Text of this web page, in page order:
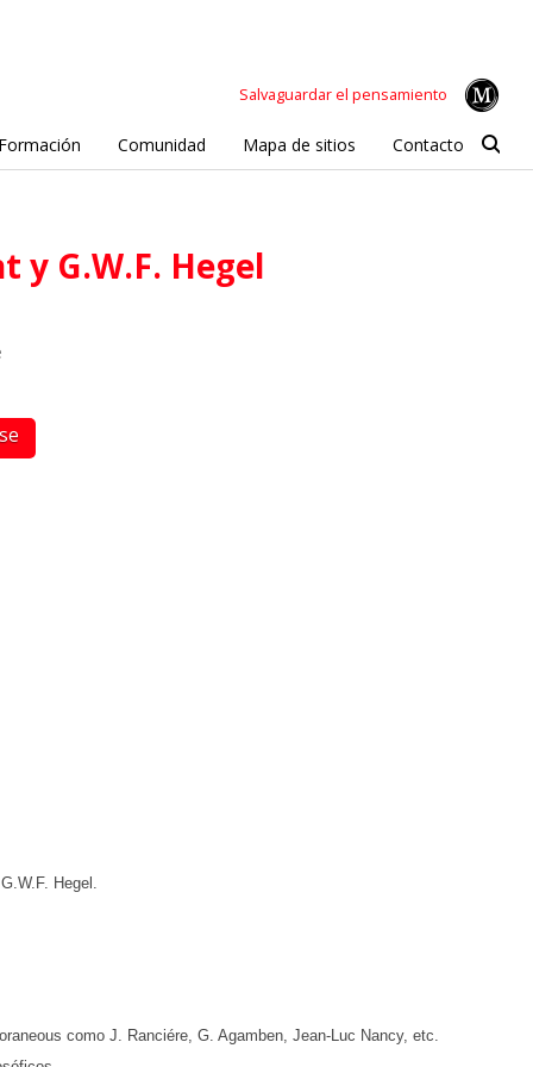
Salvaguardar el pensamiento
Comunidad Mapa de sitios Contacto
y G.W.F. Hegel
Hegel.
como J. Ranciére, G. Agamben, Jean-Luc Nancy, etc.